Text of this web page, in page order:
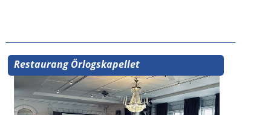
Restaurang Örlogskapellet